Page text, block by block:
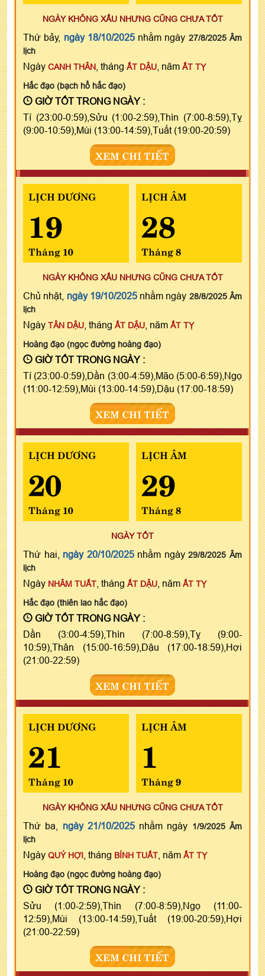
NGÀY KHÔNG XẤU NHƯNG CŨNG CHƯA TỐT
Thứ bảy, ngày 18/10/2025nhằm ngày 27/8/2025 Âm
lịch
Ngày CANH THÂN , tháng ẤT DẬU , năm ẤT TỴ
Hắc đạo (bạch hổ hắc đạo)
GIỜ TỐT TRONG NGÀY :
Tí (23:00-0:59),Sửu (1:00-2:59),Thìn (7:00-8:59),Tỵ
(9:00-10:59),Mùi (13:00-14:59),Tuất (19:00-20:59)
XEM CHI TIẾT
LỊCH DƯƠNG
19
Tháng 10
LỊCH ÂM
28
Tháng 8
NGÀY KHÔNG XẤU NHƯNG CŨNG CHƯA TỐT
Chủ nhật, ngày 19/10/2025nhằm ngày 28/8/2025 Âm
lịch
Ngày TÂN DẬU , tháng ẤT DẬU , năm ẤT TỴ
Hoàng đạo (ngọc đường hoàng đạo)
GIỜ TỐT TRONG NGÀY :
Tí (23:00-0:59),Dần (3:00-4:59),Mão (5:00-6:59),Ngọ
(11:00-12:59),Mùi (13:00-14:59),Dậu (17:00-18:59)
XEM CHI TIẾT
LỊCH DƯƠNG
20
Tháng 10
LỊCH ÂM
29
Tháng 8
NGÀY TỐT
Thứ hai, ngày 20/10/2025nhằm ngày29/8/2025 Âm
lịch
Ngày NHÂM TUẤT , tháng ẤT DẬU , năm ẤT TỴ
Hắc đạo (thiên lao hắc đạo)
GIỜ TỐT TRONG NGÀY :
Dần (3:00-4:59),Thìn (7:00-8:59),Tỵ (9:00-
10:59),Thân (15:00-16:59),Dậu (17:00-18:59),Hợi
(21:00-22:59)
XEM CHI TIẾT
LỊCH DƯƠNG
21
Tháng 10
LỊCH ÂM
1
Tháng 9
NGÀY KHÔNG XẤU NHƯNG CŨNG CHƯA TỐT
Thứ ba, ngày 21/10/2025nhằm ngày 1/9/2025 Âm
lịch
Ngày QUÝ HỢI , tháng BÍNH TUẤT , năm ẤT TỴ
Hoàng đạo (ngọc đường hoàng đạo)
GIỜ TỐT TRONG NGÀY :
Sửu (1:00-2:59),Thìn (7:00-8:59),Ngọ (11:00-
12:59),Mùi (13:00-14:59),Tuất (19:00-20:59),Hợi
(21:00-22:59)
XEM CHI TIẾT